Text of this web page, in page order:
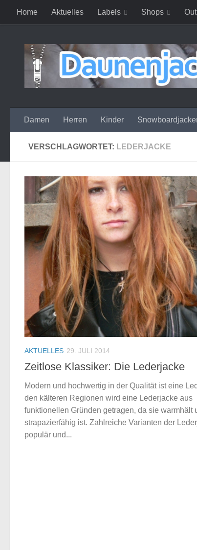
Zum Inhalt springen
Home Aktuelles Labels Shops
Damen Herren Kinder
VERSCHLAGWORTET: LEDERJACKE
AKTUELLES 29. JULI 2014
Zeitlose Klassiker: Die Lederjacke
Modern und hochwertig in der Qualität ist eine
den kälteren Regionen wird eine Lederjacke aus
funktionellen Gründen getragen, da sie warmhält
strapazierfähig ist. Zahlreiche Varianten der
populär und...